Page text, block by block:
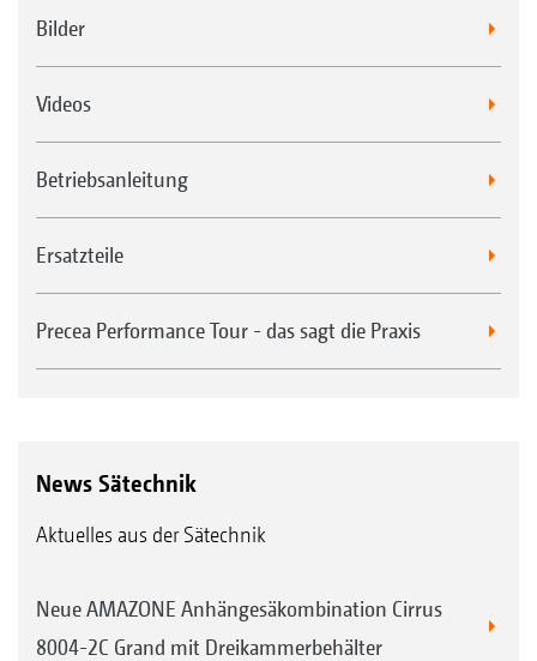
Bilder
Videos
Betriebsanleitung
Ersatzteile
Precea Performance Tour - das sagt die Praxis
News Sätechnik
Aktuelles aus der Sätechnik
Neue AMAZONE Anhängesäkombination Cirrus
8004-2C Grand mit Dreikammerbehälter